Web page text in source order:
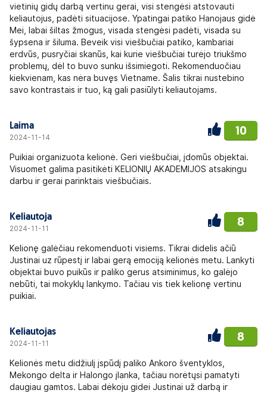
vietinių gidų darbą vertinu gerai, visi stengėsi atstovauti
keliautojus, padėti situacijose. Ypatingai patiko Hanojaus gidė
Mei, labai šiltas žmogus, visada stengėsi padėti, visada su
šypsena ir šiluma. Beveik visi viešbučiai patiko, kambariai
erdvūs, pusryčiai skanūs, kai kurie viešbučiai turėjo triukšmo
problemų, dėl to buvo sunku išsimiegoti. Rekomenduočiau
kiekvienam, kas nėra buvęs Vietname. Šalis tikrai nustebino
savo kontrastais ir tuo, ką gali pasiūlyti keliautojams.
Laima
2024-11-14 10
Puikiai organizuota kelionė. Geri viešbučiai, įdomūs objektai.
Visuomet galima pasitikėti KELIONIŲ AKADEMIJOS atsakingu
darbu ir gerai parinktais viešbučiais.
Keliautoja
2024-11-11 8
Kelionę galėčiau rekomenduoti visiems. Tikrai didelis ačiū
Justinai uz rūpestį ir labai gerą emociją kelionės metu. Lankyti
objektai buvo puikūs ir paliko gerus atsiminimus, ko galėjo
nebūti, tai mokyklų lankymo. Tačiau vis tiek kelionę vertinu
puikiai.
Keliautojas
2024-11-11 8
Kelionės metu didžiulį įspūdį paliko Ankoro šventyklos,
Mekongo delta ir Halongo įlanka, tačiau norėtųsi pamatyti
daugiau gamtos. Labai dėkoju gidei Justinai už darbą ir